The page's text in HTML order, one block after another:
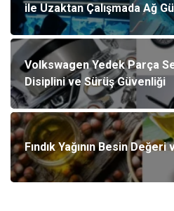
ile Uzaktan Çalışmada Ağ
Volkswagen Yedek Parça
Disiplini ve Sürüş Güvenliği
Fındık Yağının Besin